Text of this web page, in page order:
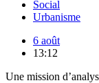
Social
Urbanisme
6 août
13:12
Une mission